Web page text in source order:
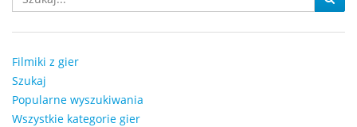
Filmiki z gier
Szukaj
Popularne wyszukiwania
Wszystkie kategorie gier